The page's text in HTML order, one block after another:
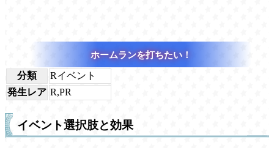
ホームランを打ちたい！
分類
Rイベント
発生レア R,PR
イベント選択肢と効果